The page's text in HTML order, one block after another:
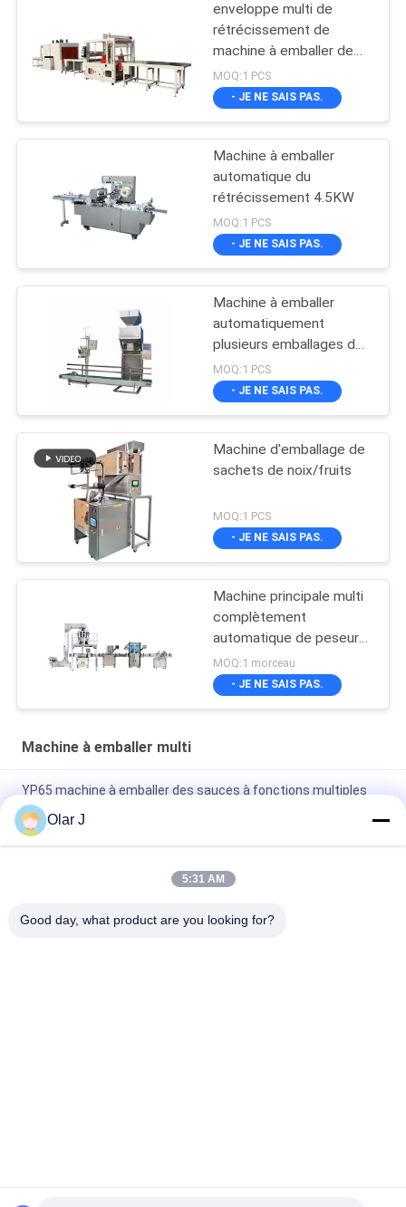
enveloppe multi de
rétrécissement de
machine à emballer de
1960mm
MOQ:1 PCS
- JE NE SAIS PAS.
Machine à emballer
automatique du
rétrécissement 4.5KW
MOQ:1 PCS
- JE NE SAIS PAS.
Machine à emballer
automatiquement
plusieurs emballages de
10 kg à 50 kg
MOQ:1 PCS
- JE NE SAIS PAS.
Machine d'emballage de
sachets de noix/fruits
MOQ:1 PCS
- JE NE SAIS PAS.
Machine principale multi
complètement
automatique de peseur
pour des puces de
banane
MOQ:1 morceau
- JE NE SAIS PAS.
Machine à emballer multi
YP65 machine à emballer des sauces à fonctions multiples
type vertical salade sauce glace emballage huile de silicone
La machine de soudage plastique normative de 2600W 15KHZ
MP - 1526B/1518/1530/1532
multifonctionnelle pour les haricots au chocolat et les noix
Olar J
5:31 AM
Good day, what product are you looking for?